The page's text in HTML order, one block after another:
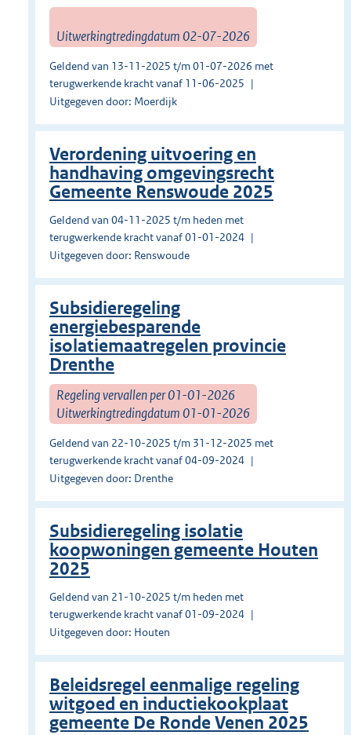
Uitwerkingtredingdatum 02-07-2026
Geldend van 13-11-2025 t/m 01-07-2026 met
terugwerkende kracht vanaf 11-06-2025
Uitgegeven door: Moerdijk
Verordening uitvoering en
handhaving omgevingsrecht
Gemeente Renswoude 2025
Geldend van 04-11-2025 t/m heden met
terugwerkende kracht vanaf 01-01-2024
Uitgegeven door: Renswoude
Subsidieregeling
energiebesparende
isolatiemaatregelen provincie
Drenthe
Regeling vervallen per 01-01-2026
Uitwerkingtredingdatum 01-01-2026
Geldend van 22-10-2025 t/m 31-12-2025 met
terugwerkende kracht vanaf 04-09-2024
Uitgegeven door: Drenthe
Subsidieregeling isolatie
koopwoningen gemeente Houten
2025
Geldend van 21-10-2025 t/m heden met
terugwerkende kracht vanaf 01-09-2024
Uitgegeven door: Houten
Beleidsregel eenmalige regeling
witgoed en inductiekookplaat
gemeente De Ronde Venen 2025